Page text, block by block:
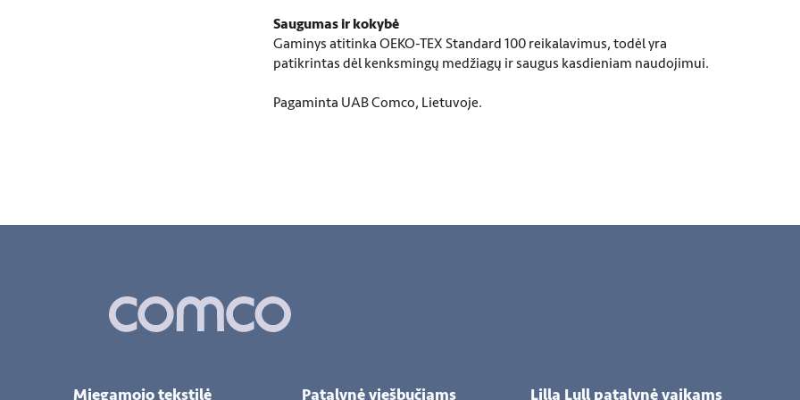
Saugumas ir kokybė
Gaminys atitinka OEKO-TEX Standard 100 reikalavimus, todėl yra
patikrintas dėl kenksmingų medžiagų ir saugus kasdieniam naudojimui.
Pagaminta UAB Comco, Lietuvoje.
Miegamojo tekstilė Patalynė viešbučiams Lilla Lull patalynė vaikams